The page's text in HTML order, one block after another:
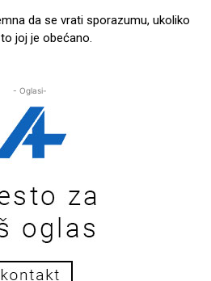
da se vrati sporazumu, ukoliko
joj je obećano.
- Oglasi-